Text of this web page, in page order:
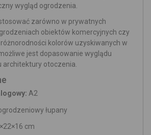
wygląd ogrodzenia.
zarówno w prywatnych
obiektów komercyjnych czy
różnorodności kolorów uzyskiwanych w
jest dopasowanie wyglądu
architektury otoczenia.
A2
łupany
cm